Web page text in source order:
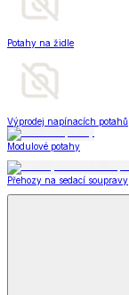
Potahy na židle
Výprodej napínacích potahů
Modulové potahy
Přehozy na sedací soupravy